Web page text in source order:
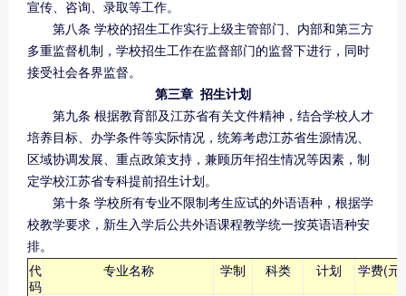
宣传、咨询、录取等工作。
第八条 学校的招生工作实行上级主管部门、内部和第三方
多重监督机制，学校招生工作在监督部门的监督下进行，同时
接受社会各界监督。
第三章 招生计划
第九条 根据教育部及江苏省有关文件精神，结合学校人才
培养目标、办学条件等实际情况，统筹考虑江苏省生源情况、
区域协调发展、重点政策支持，兼顾历年招生情况等因素，制
定学校江苏省专科提前招生计划。
第十条 学校所有专业不限制考生应试的外语语种，根据学
校教学要求，新生入学后公共外语课程教学统一按英语语种安
排。
代
码
专业名称 学制 科类 计划
学费(元